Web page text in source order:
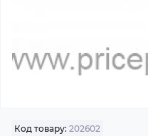
Код товару: 202602